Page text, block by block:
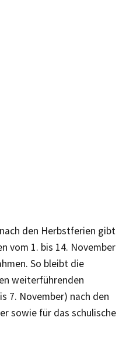
den Herbstferien gibt
vom 1. bis 14. November
So bleibt die
weiterführenden
7. November) nach den
sowie für das schulische